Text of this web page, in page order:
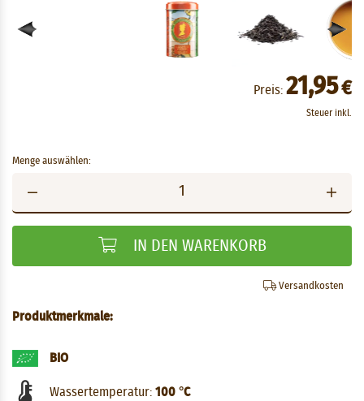
Preis: 21,95€
Steuer inkl.
Menge auswählen:
IN DEN WARENKORB
Versandkosten
Produktmerkmale:
BIO
Wassertemperatur: 100 °C